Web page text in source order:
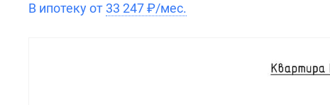
В ипотеку от 33 247₽/мес.